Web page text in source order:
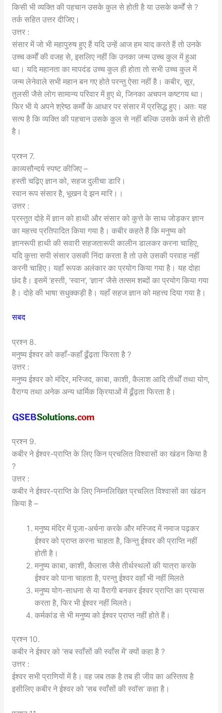
किसी भी व्यक्ति की पहचान उसके कुल से होती है या उसके कर्मों से ?
तर्क सहित उत्तर दीजिए।
उत्तर :
संसार में जो भी महापुरुष हुए हैं यदि उन्हें आज हम याद करते हैं तो उनके
उच्च कर्मों की वजह से, इसलिए नहीं कि उनका जन्म उच्च कुल में हुआ
था। यदि महानता का मापदंड उच्च कुल ही होता तो सभी उच्च कुल में
जन्म लेनेवाले सभी महान बन गए होते परन्तु ऐसा नहीं है। कबीर, सूर,
तुलसी जैसे लोग सामान्य परिवार में हुए थे, जिनका अचपन कष्टगय था।
फिर भी ये अपने श्रेष्ठ कर्मों के आधार पर संसार में प्रसिद्ध हुए। अतः यह
सत्य है कि व्यक्ति की पहचान उसके कुल से नहीं बल्कि उसके कर्म से होती
है।
प्रश्न 7.
काव्यसौन्दर्य स्पष्ट कीजिए –
हस्ती चढ़िए ज्ञान को, सहज दुलीचा डारि।
स्वान रूप संसार है, भूखन दे झन मारि।।
उत्तर :
प्रस्तुत दोहे में ज्ञान को हाथी और संसार को कुत्ते के साथ जोड़कर ज्ञान
का महत्त्व प्रतिपादित किया गया है। कबीर कहते हैं कि मनुष्य को
ज्ञानरूपी हाथी की सवारी सहजतारूपी कालीन डालकर करना चाहिए,
यदि कुत्ता सपी संसार उसकी निंदा करता है तो उसे उसकी परवाह नहीं
करनी चाहिए। यहाँ रूपक अलंकार का प्रयोग किया गया है। यह दोहा
छंद है। इसमें ‘हस्ती, ‘स्वान’, ‘ज्ञान’ जैसे तत्सम शब्दों का प्रयोग किया गया
है। दोहे की भाषा सधुक्कड़ी है। यहाँ सहज ज्ञान को महत्त्व दिया गया है।
सबद
प्रश्न 8.
मनुष्य ईश्वर को कहाँ-कहाँ ढूँढ़ता फिरता है ?
उत्तर :
मनुष्य ईश्वर को मंदिर, मस्जिद, काबा, काशी, कैलाश आदि तीर्थों तथा योग,
वैराग्य तथा अनेक अन्य धार्मिक क्रियाओं में ढूँढ़ता फिरता है।
प्रश्न 9.
कबीर ने ईश्वर-प्राप्ति के लिए किन प्रचलित विश्वासों का खंडन किया है
?
उत्तर :
कबीर ने ईश्वर-प्राप्ति के लिए निम्नलिखित प्रचलित विश्वासों का खंडन
किया है –
मनुष्य मंदिर में पूजा-अर्चना करके और मस्जिद में नमाज पढ़कर
ईश्वर को प्राप्त करना चाहता है, किन्तु ईश्वर की प्राप्ति नहीं
होती है।
मनुष्य काबा, काशी, कैलास जैसे तीर्थस्थलों की यात्रा करके
ईश्वर को पाना चाहता है, परन्तु ईश्वर वहाँ भी नहीं मिलते
मनुष्य योग-साधना से या वैरागी बनकर ईश्वर प्राप्ति का प्रयास
करता है, फिर भी ईश्वर नहीं मिलते।
कर्मकांड से भी मनुष्य को ईश्वर प्राप्त नहीं होते हैं।
प्रश्न 10.
कबीर ने ईश्वर को ‘सब स्वाँसों की स्वाँस में’ क्यों कहा है ?
उत्तर :
ईश्वर सभी प्राणियों में है। वह जब तक है तब ही जीव का अस्तित्व है
इसीलिए कबीर ने ईश्वर को ‘सब स्वाँसों की स्वॉस’ कहा है।